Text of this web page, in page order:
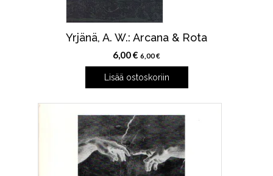
Yrjänä, A. W.: Arcana & Rota
6,00€ 6,00€
Lisää ostoskoriin